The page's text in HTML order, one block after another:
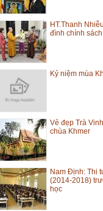
HT.Thanh
đình chính
Kỷ niệm mùa
Vẻ đẹp Trà
chùa Khmer
Nam Định: Thi
(2014-2018)
học